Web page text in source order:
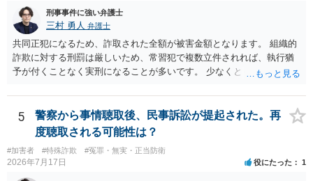
刑事事件に強い弁護士
三村 勇人 弁護士
共同正犯になるため、詐取された全額が被害金額となります。 組織的
詐欺に対する刑罰は厳しいため、常習犯で複数立件されれば、執行猶
予が付くことなく実刑になることが多いです。 少なくとも、執行猶予
す。 弁護士を介して共犯者数人で被害弁済を行うこともあります。 保
釈申請については、共犯なので、全て公判請求されるまで難しいです
が、個別具体的な事情により異なります。 弁護方針により、結果が変
わるため、刑事事件に精通している弁護人を選任されることをお勧め
いたします。
5
警察から事情聴取後、民事訴訟が提起された。再
度聴取される可能性は？
#加害者 #特殊詐欺 #冤罪・無実・正当防衛
2026年7月17日 役にたった 1